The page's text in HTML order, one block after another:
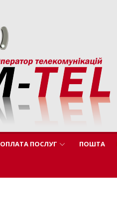
ОПЛАТА ПОСЛУГ ПОШТА